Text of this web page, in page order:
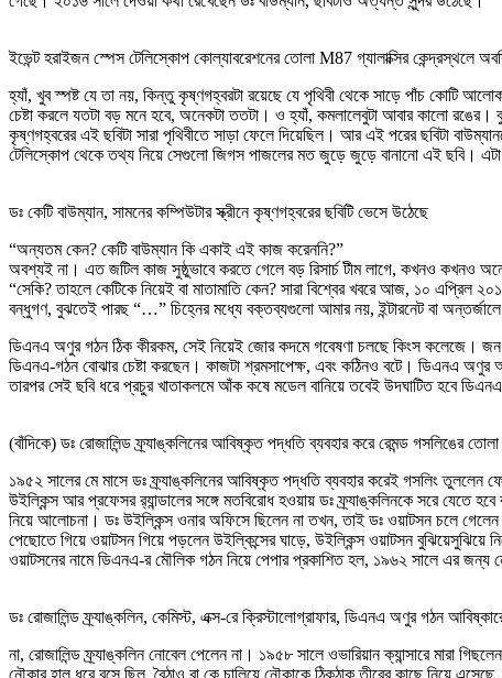
ইভেন্ট হরাইজন স্পেস টেলিস্কোপ কোল্যাবরেশনের তোলা M87 গ্যালাক্সির কেন্দ্রস্থলে
হ্যাঁ, খুব স্পষ্ট যে তা নয়, কিন্তু কৃষ্ণগহ্বরটা রয়েছে যে পৃথিবী থেকে সাড়ে পাঁচ কোটি
চেষ্টা করলে যতটা বড় মনে হবে, অনেকটা ততটা। ও হ্যাঁ, কমলালেবুটা আবার কালো
কৃষ্ণগহ্বরের এই ছবিটা সারা পৃথিবীতে সাড়া ফেলে দিয়েছিল। আর এই পরের ছবিটা
টেলিস্কোপ থেকে তথ্য নিয়ে সেগুলো জিগস পাজলের মত জুড়ে জুড়ে বানানো এই ছবি। এটা
ডঃ কেটি বাউম্যান, সামনের কম্পিউটার স্ক্রীনে কৃষ্ণগহ্বরের ছবিটি ভেসে উঠেছে
“অন্যতম কেন? কেটি বাউম্যান কি একাই এই কাজ করেননি?”
অবশ্যই না। এত জটিল কাজ সুষ্ঠুভাবে করতে গেলে বড় রিসার্চ টীম লাগে, কখনও কখনও
“সেকি? তাহলে কেটিকে নিয়েই বা মাতামাতি কেন? সারা বিশ্বের খবরে আজ, ১০
বন্ধুগণ, বুঝতেই পারছ “…” চিহ্নের মধ্যে বক্তব্যগুলো আমার নয়, ইন্টারনেট বা
ডিএনএ অণুর গঠন ঠিক কীরকম, সেই নিয়েই জোর কদমে গবেষণা চলছে কিংস কলেজে। জন
ডিএনএ-গঠন বোঝার চেষ্টা করছেন। কাজটা শ্রমসাপেক্ষ, এবং কঠিনও বটে। ডিএনএ
তারপর সেই ছবি ধরে প্রচুর খাতাকলমে আঁক কষে মডেল বানিয়ে তবেই উদঘাটিত হবে
(বাঁদিকে) ডঃ রোজালিন্ড ফ্র্যাঙ্কলিনের আবিষ্কৃত পদ্ধতি ব্যবহার করে রেমন্ড গসলিঙের
১৯৫২ সালের মে মাসে ডঃ ফ্র্যাঙ্কলিনের আবিষ্কৃত পদ্ধতি ব্যবহার করেই গসলিং
উইল্কিন্স আর প্রফেসর র‍্যান্ডালের সঙ্গে মতবিরোধ হওয়ায় ডঃ ফ্র্যাঙ্কলিনকে সরে যেতে
নিয়ে আলোচনা। ডঃ উইল্কিন্স ওনার অফিসে ছিলেন না তখন, তাই ডঃ ওয়াটসন চলে
পেছোতে গিয়ে ওয়াটসন গিয়ে পড়লেন উইল্কিন্সের ঘাড়ে, উইল্কিন্স ওয়াটসন
ওয়াটসনের নামে ডিএনএ-র মৌলিক গঠন নিয়ে পেপার প্রকাশিত হল, ১৯৬২ সালে এর জন্য
ডঃ রোজালিন্ড ফ্র্যাঙ্কলিন, কেমিস্ট, এক্স-রে ক্রিস্টালোগ্রাফার, ডিএনএ অণুর গঠন
না, রোজালিন্ড ফ্র্যাঙ্কলিন নোবেল পেলেন না। ১৯৫৮ সালে ওভারিয়ান ক্যান্সারে মারা
নৌকার হাল ধরে বসে ছিল, বৈঠাও বা কে চালিয়ে নৌকাকে ঠিকঠাক তীরের কাছে নিয়ে